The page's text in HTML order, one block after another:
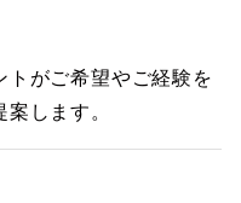
トがご希望やご経験を
します。